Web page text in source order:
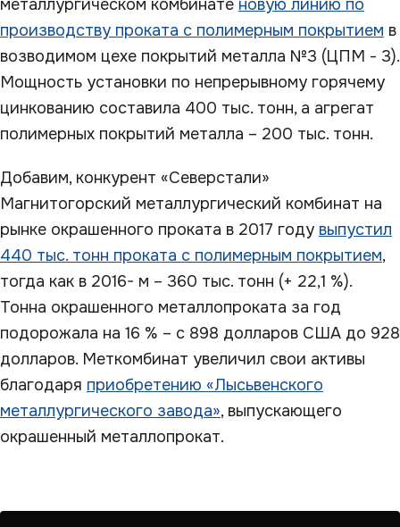
металлургическом комбинате новую линию по
производству проката с полимерным покрытием в
возводимом цехе покрытий металла №3 (ЦПМ - 3).
Мощность установки по непрерывному горячему
цинкованию составила 400 тыс. тонн, а агрегат
полимерных покрытий металла – 200 тыс. тонн.
Добавим, конкурент «Северстали»
Магнитогорский металлургический комбинат на
рынке окрашенного проката в 2017 году выпустил
440 тыс. тонн проката с полимерным покрытием,
тогда как в 2016- м – 360 тыс. тонн (+ 22,1 %).
Тонна окрашенного металлопроката за год
подорожала на 16 % – с 898 долларов США до 928
долларов. Меткомбинат увеличил свои активы
благодаря приобретению «Лысьвенского
металлургического завода», выпускающего
окрашенный металлопрокат.